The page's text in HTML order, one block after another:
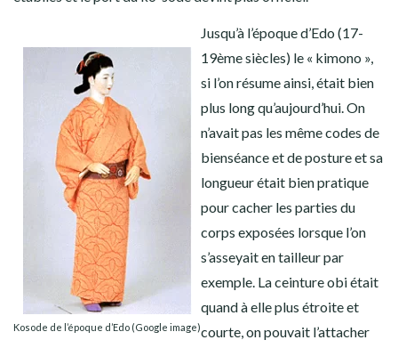
Kosode de l’époque d’Edo (Google image)
Jusqu’à l’époque d’Edo (17-
19ème siècles) le « kimono »,
si l’on résume ainsi, était bien
plus long qu’aujourd’hui. On
n’avait pas les même codes de
bienséance et de posture et sa
longueur était bien pratique
pour cacher les parties du
corps exposées lorsque l’on
s’asseyait en tailleur par
exemple. La ceinture obi était
quand à elle plus étroite et
courte, on pouvait l’attacher